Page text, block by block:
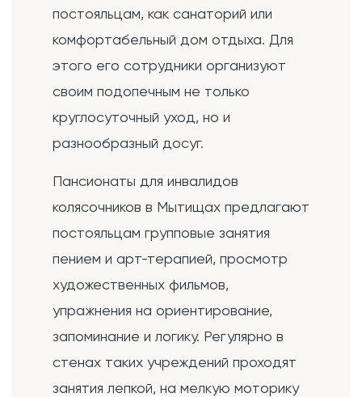
постояльцам, как санаторий или
комфортабельный дом отдыха. Для
этого его сотрудники организуют
своим подопечным не только
круглосуточный уход, но и
разнообразный досуг.
Пансионаты для инвалидов
колясочников в Мытищах предлагают
постояльцам групповые занятия
пением и арт-терапией, просмотр
художественных фильмов,
упражнения на ориентирование,
запоминание и логику. Регулярно в
стенах таких учреждений проходят
занятия лепкой, на мелкую моторику